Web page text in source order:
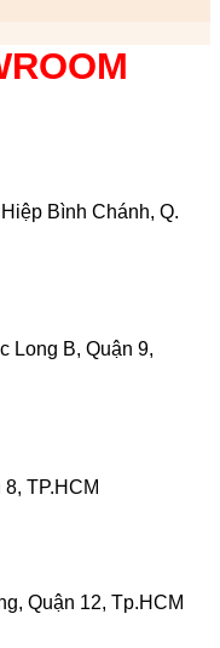
Bình Chánh, Q.
Long B, Quận 9,
TP.HCM
Quận 12, Tp.HCM